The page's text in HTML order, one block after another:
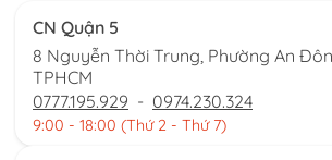
CN Quận 5
8 Nguyễn Thời Trung, Phường An
TPHCM
0777.195.929 - 0974.230.324
9:00 - 18:00 (Thứ 2 - Thứ 7)